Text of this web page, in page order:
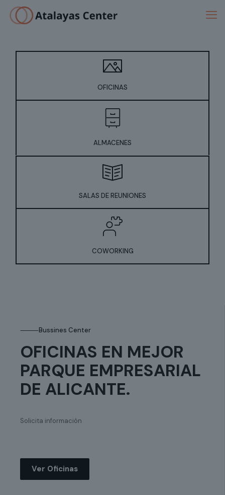
OFICINAS
ALMACENES
SALAS DE REUNIONES
COWORKING
⸻Bussines Center
OFICINAS EN MEJOR
PARQUE EMPRESARIAL
DE ALICANTE.
Solicita información
Ver Oficinas